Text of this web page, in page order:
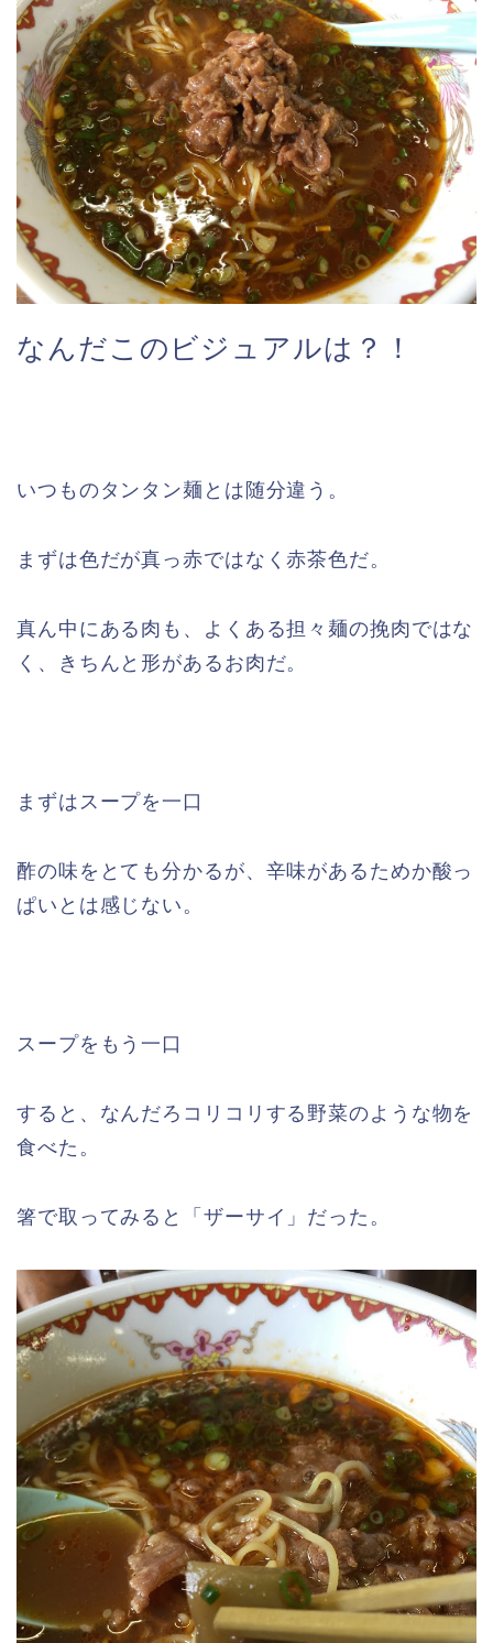
なんだこのビジュアルは？！
いつものタンタン麺とは随分違う。
まずは色だが真っ赤ではなく赤茶色だ。
真ん中にある肉も、よくある担々麺の挽肉ではな
く、きちんと形があるお肉だ。
まずはスープを一口
酢の味をとても分かるが、辛味があるためか酸っ
ぱいとは感じない。
スープをもう一口
すると、なんだろコリコリする野菜のような物を
食べた。
箸で取ってみると「ザーサイ」だった。